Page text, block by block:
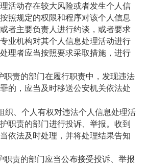
活动存在较大风险或者发生个人信
照规定的权限和程序对该个人信息
者主要负责人进行约谈，或者要求
业机构对其个人信息处理活动进行
理者应当按照要求采取措施，进行
责的部门在履行职责中，发现违法
的，应当及时移送公安机关依法处
、个人有权对违法个人信息处理活
职责的部门进行投诉、举报。收到
依法及时处理，并将处理结果告知
责的部门应当公布接受投诉、举报